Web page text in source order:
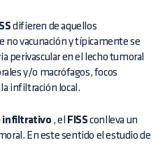
difieren de aquellos
no vacunación y típicamente se
perivascular en el lecho tumoral
y/o macrófagos, focos
infiltración local.
infiltrativo , el FISS conlleva un
En este sentido el estudio de